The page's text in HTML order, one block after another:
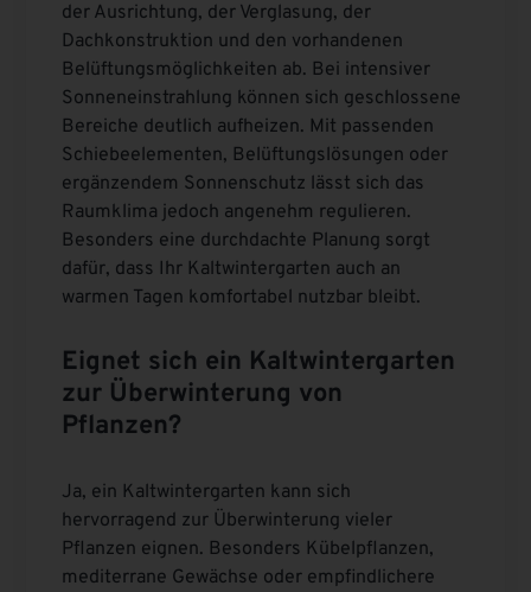
der Ausrichtung, der Verglasung, der
Dachkonstruktion und den vorhandenen
Belüftungsmöglichkeiten ab. Bei intensiver
Sonneneinstrahlung können sich geschlossene
Bereiche deutlich aufheizen. Mit passenden
Schiebeelementen, Belüftungslösungen oder
ergänzendem Sonnenschutz lässt sich das
Raumklima jedoch angenehm regulieren.
Besonders eine durchdachte Planung sorgt
dafür, dass Ihr Kaltwintergarten auch an
warmen Tagen komfortabel nutzbar bleibt.
Eignet sich ein Kaltwintergarten
zur Überwinterung von
Pflanzen?
Ja, ein Kaltwintergarten kann sich
hervorragend zur Überwinterung vieler
Pflanzen eignen. Besonders Kübelpflanzen,
mediterrane Gewächse oder empfindlichere